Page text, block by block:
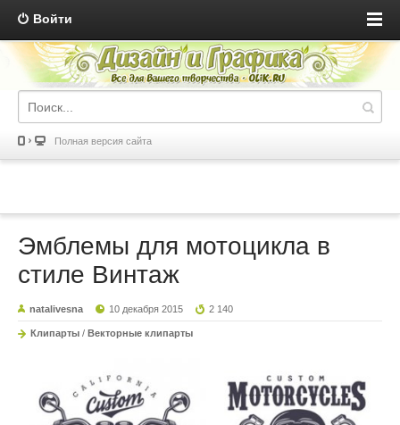
Войти
Полная версия сайта
Эмблемы для мотоцикла в
стиле Винтаж
natalivesna 10 декабря 2015 2 140
Клипарты / Векторные клипарты